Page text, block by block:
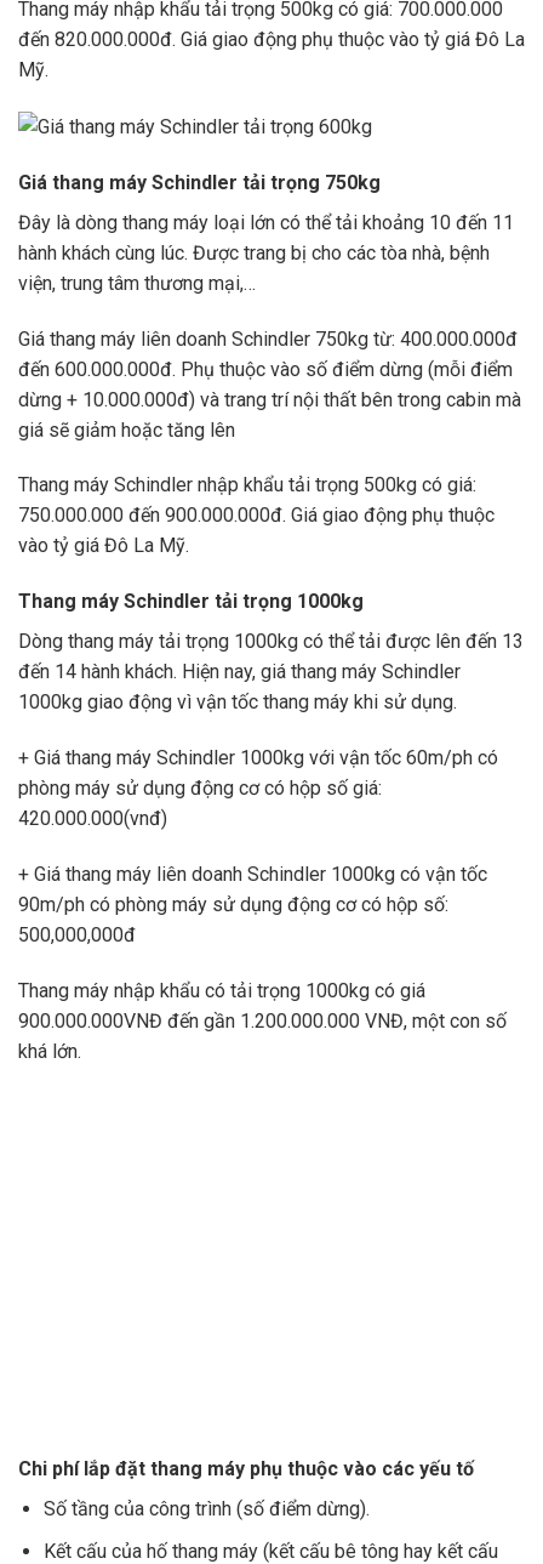
Thang máy nhập khẩu tải trọng 500kg có giá: 700.000.000
đến 820.000.000đ. Giá giao động phụ thuộc vào tỷ giá Đô La
Mỹ.
Giá thang máy Schindler tải trọng 750kg
Đây là dòng thang máy loại lớn có thể tải khoảng 10 đến 11
hành khách cùng lúc. Được trang bị cho các tòa nhà, bệnh
viện, trung tâm thương mại,…
Giá thang máy liên doanh Schindler 750kg từ: 400.000.000đ
đến 600.000.000đ. Phụ thuộc vào số điểm dừng (mỗi điểm
dừng + 10.000.000đ) và trang trí nội thất bên trong cabin mà
giá sẽ giảm hoặc tăng lên
Thang máy Schindler nhập khẩu tải trọng 500kg có giá:
750.000.000 đến 900.000.000đ. Giá giao động phụ thuộc
vào tỷ giá Đô La Mỹ.
Thang máy Schindler tải trọng 1000kg
Dòng thang máy tải trọng 1000kg có thể tải được lên đến 13
đến 14 hành khách. Hiện nay, giá thang máy Schindler
1000kg giao động vì vận tốc thang máy khi sử dụng.
+ Giá thang máy Schindler 1000kg với vận tốc 60m/ph có
phòng máy sử dụng động cơ có hộp số giá:
420.000.000(vnđ)
+ Giá thang máy liên doanh Schindler 1000kg có vận tốc
90m/ph có phòng máy sử dụng động cơ có hộp số:
500,000,000đ
Thang máy nhập khẩu có tải trọng 1000kg có giá
900.000.000VNĐ đến gần 1.200.000.000 VNĐ, một con số
khá lớn.
Chi phí lắp đặt thang máy phụ thuộc vào các yếu tố
Số tầng của công trình (số điểm dừng).
Kết cấu của hố thang máy (kết cấu bê tông hay kết cấu